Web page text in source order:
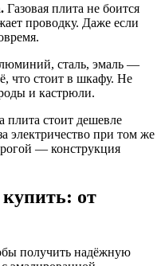
Газовая плита не боится
проводку. Даже если
сталь, эмаль —
что стоит в шкафу. Не
и кастрюли.
плита стоит дешевле
электричество при том же
— конструкция
от
получить надёжную